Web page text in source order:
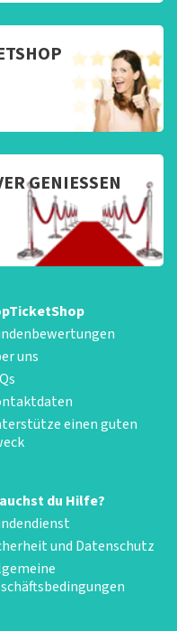
GENIESSEN
uns
einen guten
du Hilfe?
und Datenschutz